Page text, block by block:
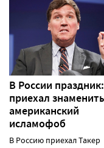
В России праздник:
приехал
американский
исламофоб
В Россию приехал Такер